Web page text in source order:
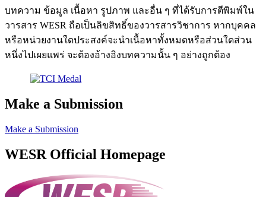
บทความ ข้อมูล เนื้อหา รูปภาพ และอื่น ๆ ที่ได้รับการตีพิมพ์ใน
วารสาร WESR ถือเป็นลิขสิทธิ์ของวารสารวิชาการ หากบุคคล
หรือหน่วยงานใดประสงค์จะนำเนื้อหาทั้งหมดหรือส่วนใดส่วน
หนึ่งไปเผยแพร่ จะต้องอ้างอิงบทความนั้น ๆ อย่างถูกต้อง
Make a Submission
Make a Submission
WESR Official Homepage